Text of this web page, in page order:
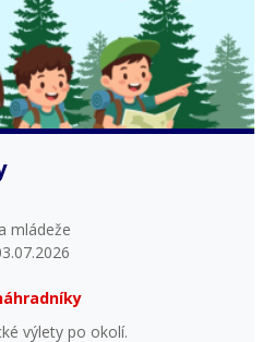
mládeže
výlety po okolí.